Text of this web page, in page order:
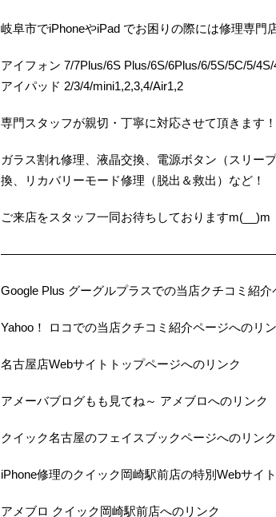
岐阜市でiPhoneやiPad でお困りの際には修理専門
アイフォン 7/7Plus/6S Plus/6S/6Plus/6/5S/5C/5/4S/
アイパッド 2/3/4/mini1,2,3,4/Air1,2
専門スタッフが親切・丁寧に対応させて頂きます！
ガラス割れ修理、液晶交換、電源ボタン（スリー
換、リカバリーモード修理（脱出＆救出）など！
ご来店をスタッフ一同お待ちしておりますm(__)m
Google Plus グーグルプラスでの当店クチコミ紹介
Yahoo！ ロコでの当店クチコミ紹介ページへのリ
名古屋店Webサイトトップページへのリンク
アメーバブログもも見てね～ アメブロへのリンク
クイック名古屋のフェイスブックページへのリンク
iPhone修理のクイック岡崎駅前店の特別Webサイ
アメブロ クイック岡崎駅前店へのリンク